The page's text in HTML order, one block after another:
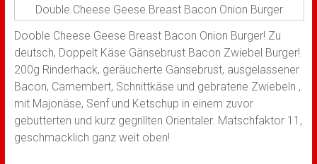
Double Cheese Geese Breast Bacon Onion Burger
Dooble Cheese Geese Breast Bacon Onion Burger! Zu
deutsch, Doppelt Käse Gänsebrust Bacon Zwiebel Burger!
200g Rinderhack, geräucherte Gänsebrust, ausgelassener
Bacon, Camembert, Schnittkäse und gebratene Zwiebeln ,
mit Majonäse, Senf und Ketschup in einem zuvor
gebutterten und kurz gegrillten Orientaler. Matschfaktor 11,
geschmacklich ganz weit oben!